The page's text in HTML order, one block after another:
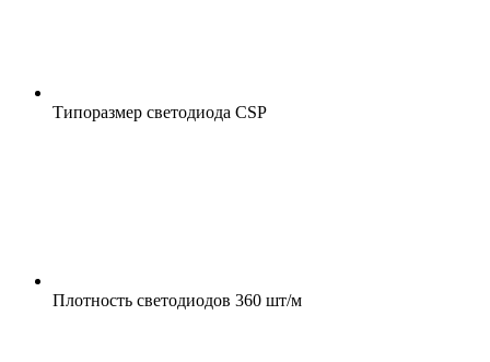
Типоразмер светодиода CSP
Плотность светодиодов 360 шт/м